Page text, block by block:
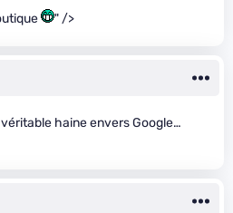
" />
haine envers Google…